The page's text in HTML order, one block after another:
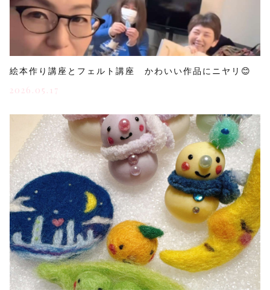
絵本作り講座とフェルト講座 かわいい作品にニヤリ😊
2026.05.17